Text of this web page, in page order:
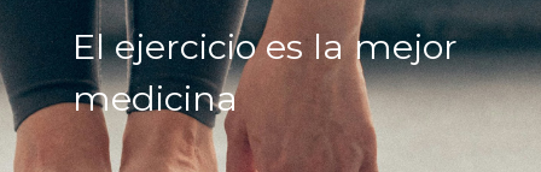
El ejercicio es la mejor
medicina